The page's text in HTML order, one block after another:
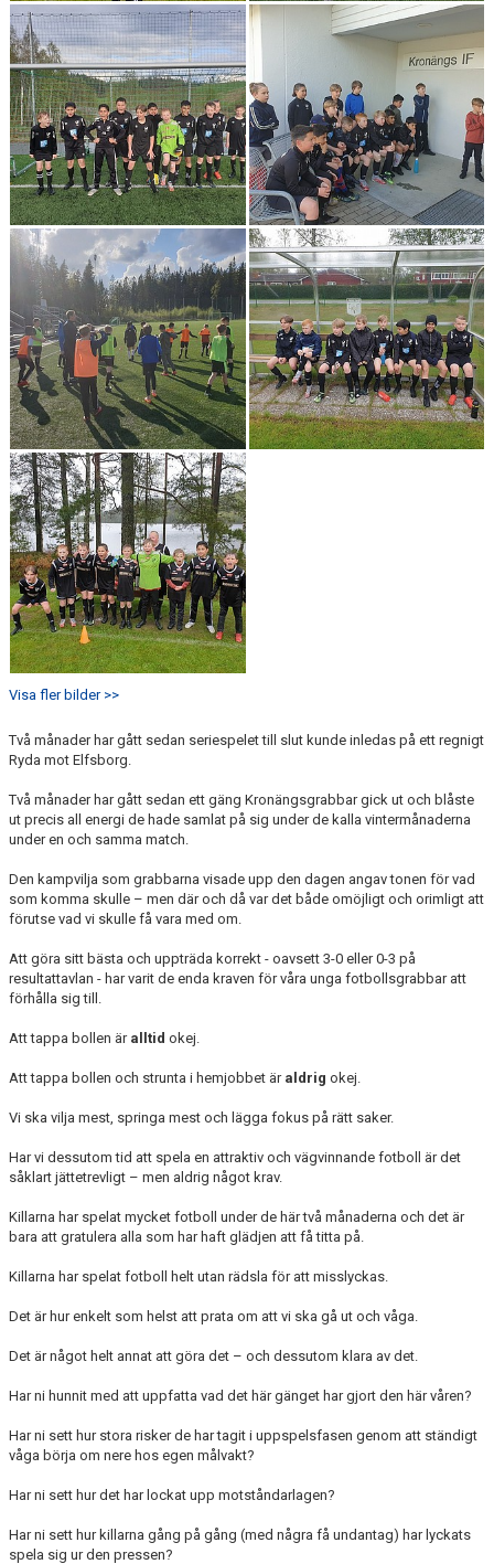
Visa fler bilder >>
Två månader har gått sedan seriespelet till slut kunde inledas på ett regnigt
Ryda mot Elfsborg.
Två månader har gått sedan ett gäng Kronängsgrabbar gick ut och blåste
ut precis all energi de hade samlat på sig under de kalla vintermånaderna
under en och samma match.
Den kampvilja som grabbarna visade upp den dagen angav tonen för vad
som komma skulle – men där och då var det både omöjligt och orimligt att
förutse vad vi skulle få vara med om.
Att göra sitt bästa och uppträda korrekt - oavsett 3-0 eller 0-3 på
resultattavlan - har varit de enda kraven för våra unga fotbollsgrabbar att
förhålla sig till.
Att tappa bollen är alltid okej.
Att tappa bollen och strunta i hemjobbet är aldrig okej.
Vi ska vilja mest, springa mest och lägga fokus på rätt saker.
Har vi dessutom tid att spela en attraktiv och vägvinnande fotboll är det
såklart jättetrevligt – men aldrig något krav.
Killarna har spelat mycket fotboll under de här två månaderna och det är
bara att gratulera alla som har haft glädjen att få titta på.
Killarna har spelat fotboll helt utan rädsla för att misslyckas.
Det är hur enkelt som helst att prata om att vi ska gå ut och våga.
Det är något helt annat att göra det – och dessutom klara av det.
Har ni hunnit med att uppfatta vad det här gänget har gjort den här våren?
Har ni sett hur stora risker de har tagit i uppspelsfasen genom att ständigt
våga börja om nere hos egen målvakt?
Har ni sett hur det har lockat upp motståndarlagen?
Har ni sett hur killarna gång på gång (med några få undantag) har lyckats
spela sig ur den pressen?